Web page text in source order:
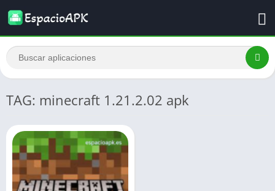
TAG: minecraft 1.21.2.02 apk